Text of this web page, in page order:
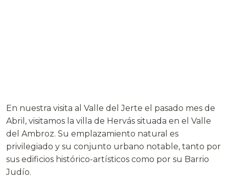
En nuestra visita al Valle del Jerte el pasado mes de
Abril, visitamos la villa de Hervás situada en el Valle
del Ambroz. Su emplazamiento natural es
privilegiado y su conjunto urbano notable, tanto por
sus edificios histórico-artísticos como por su Barrio
Judío.